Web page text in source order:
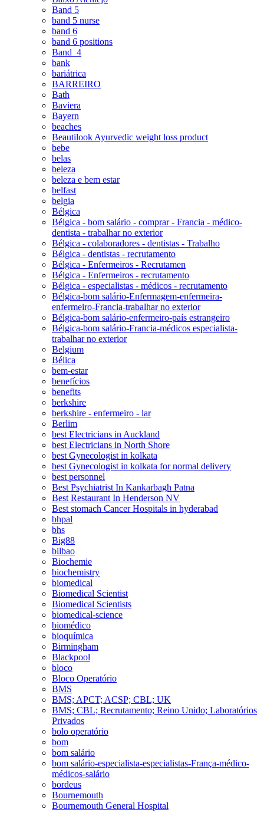
Band 5
band 5 nurse
band 6
band 6 positions
Band_4
bank
bariátrica
BARREIRO
Bath
Baviera
Bayern
beaches
Beautilook Ayurvedic weight loss product
bebe
belas
beleza
beleza e bem estar
belfast
belgia
Bélgica
Bélgica - bom salário - comprar - Francia - médico-
dentista - trabalhar no exterior
Bélgica - colaboradores - dentistas - Trabalho
Bélgica - dentistas - recrutamento
Bélgica - Enfermeiros - Recrutamen
Bélgica - Enfermeiros - recrutamento
Bélgica - especialistas - médicos - recrutamento
Bélgica-bom salário-Enfermagem-enfermeira-
enfermeiro-Francia-trabalhar no exterior
Bélgica-bom salário-enfermeiro-país estrangeiro
Bélgica-bom salário-Francia-médicos especialista-
trabalhar no exterior
Belgium
Bélica
bem-estar
benefícios
benefits
berkshire
berkshire - enfermeiro - lar
Berlim
best Electricians in Auckland
best Electricians in North Shore
best Gynecologist in kolkata
best Gynecologist in kolkata for normal delivery
best personnel
Best Psychiatrist In Kankarbagh Patna
Best Restaurant In Henderson NV
Best stomach Cancer Hospitals in hyderabad
bhpal
bhs
Big88
bilbao
Biochemie
biochemistry
biomedical
Biomedical Scientist
Biomedical Scientists
biomedical-science
biomédico
bioquímica
Birmingham
Blackpool
bloco
Bloco Operatório
BMS
BMS; APCT; ACSP; CBL; UK
BMS; CBL; Recrutamento; Reino Unido; Laboratórios
Privados
bolo operatório
bom
bom salário
bom salário-especialista-especialistas-França-médico-
médicos-salário
bordeus
Bournemouth
Bournemouth General Hospital